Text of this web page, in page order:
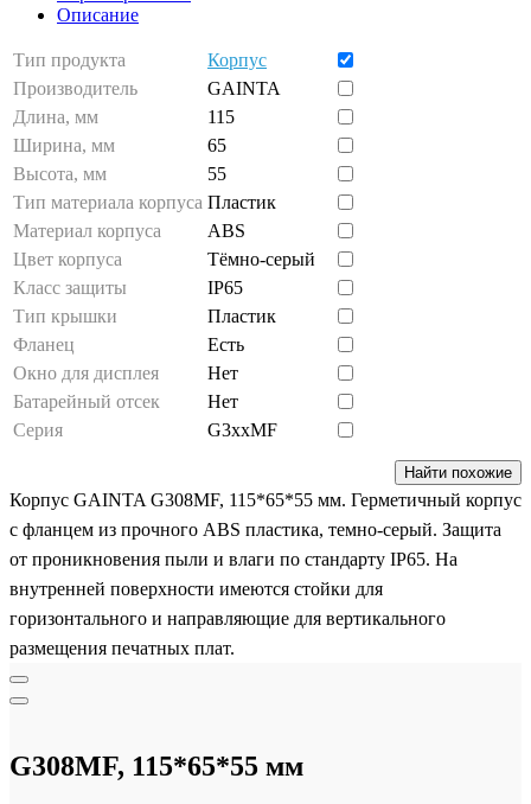
Описание
Тип продукта
Корпус
Производитель
GAINTA
Длина, мм
115
Ширина, мм
65
Высота, мм
55
Тип материала корпуса Пластик
Материал корпуса
ABS
Цвет корпуса
Тёмно-серый
Класс защиты
IP65
Тип крышки
Пластик
Фланец
Есть
Окно для дисплея
Нет
Батарейный отсек
Нет
Серия
G3xxMF
Найти похожие
Корпус GAINTA G308MF, 115*65*55 мм. Герметичный корпус
с фланцем из прочного ABS пластика, темно-серый. Защита
от проникновения пыли и влаги по стандарту IP65. На
внутренней поверхности имеются стойки для
горизонтального и направляющие для вертикального
размещения печатных плат.
G308MF, 115*65*55 мм